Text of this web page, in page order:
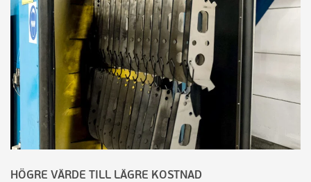
HÖGRE VÄRDE TILL LÄGRE KOSTNAD